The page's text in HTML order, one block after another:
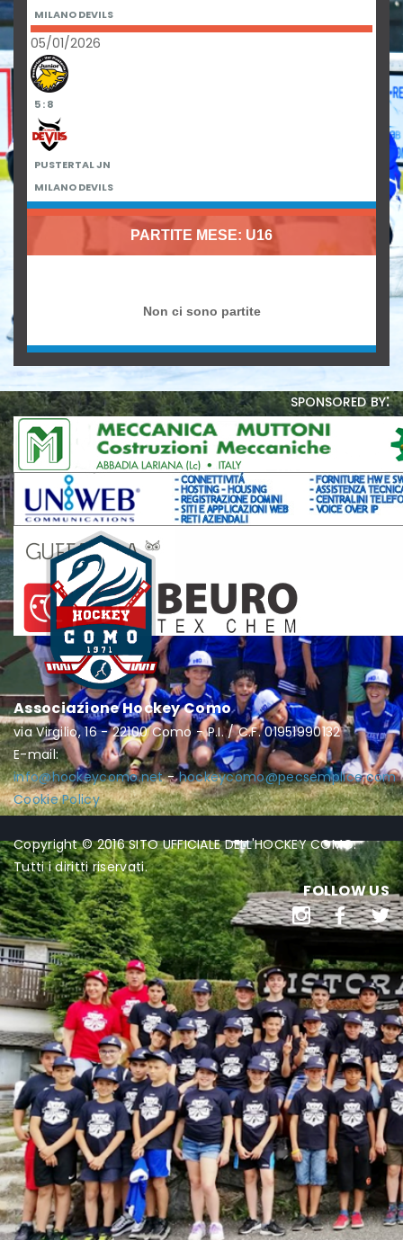
MILANO DEVILS
05/01/2026
5 : 8
PUSTERTAL JN
MILANO DEVILS
PARTITE MESE: U16
Non ci sono partite
sponsored by:
Associazione Hockey Como
via Virgilio, 16 - 22100 Como - P.I. / C.F. 01951990132
E-mail:
info@hockeycomo.net-hockeycomo@pecsemplice.com
Cookie Policy
Copyright © 2016 SITO UFFICIALE DELL'HOCKEY COMO.
Tutti i diritti riservati.
FOLLOW US